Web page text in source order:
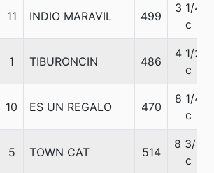
11 INDIO MARAVIL 499
3 1/4
c
1 TIBURONCIN 486
4 1/2
c
10 ES UN REGALO 470
8 1/4
c
5 TOWN CAT 514
8 3/4
c